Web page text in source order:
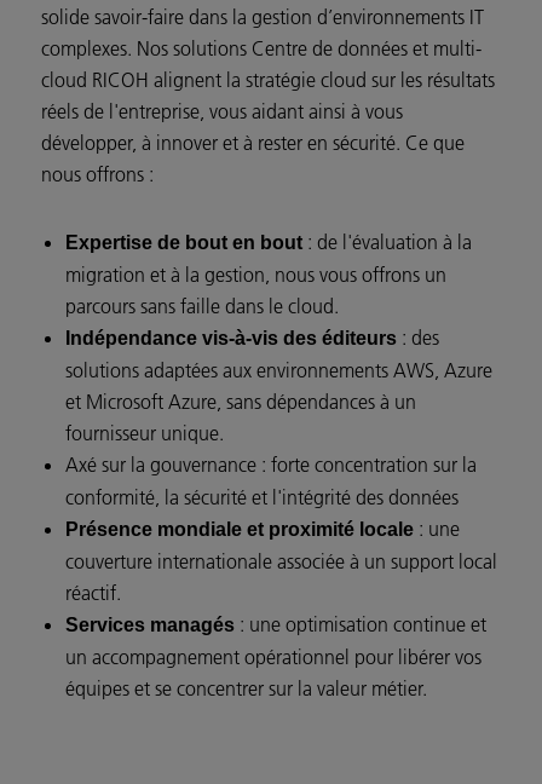
solide savoir‑faire dans la gestion d’environnements IT
complexes. Nos solutions Centre de données et multi-
cloud RICOH alignent la stratégie cloud sur les résultats
réels de l'entreprise, vous aidant ainsi à vous
développer, à innover et à rester en sécurité. Ce que
nous offrons :
Expertise de bout en bout : de l'évaluation à la
migration et à la gestion, nous vous offrons un
parcours sans faille dans le cloud.
Indépendance vis‑à‑vis des éditeurs : des
solutions adaptées aux environnements AWS, Azure
et Microsoft Azure, sans dépendances à un
fournisseur unique.
Axé sur la gouvernance : forte concentration sur la
conformité, la sécurité et l'intégrité des données
Présence mondiale et proximité locale : une
couverture internationale associée à un support local
réactif.
Services managés : une optimisation continue et
un accompagnement opérationnel pour libérer vos
équipes et se concentrer sur la valeur métier.